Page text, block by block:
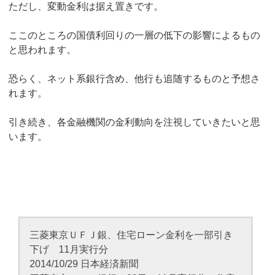
ただし、変動金利は据え置きです。
ここのところの国債利回りの一層の低下の影響によるもの
と思われます。
恐らく、ネット系銀行含め、他行も追随するものと予想さ
れます。
引き続き、各金融機関の金利動向を注視していきたいと思
います。
三菱東京ＵＦＪ銀、住宅ローン金利を一部引き
下げ 11月実行分
2014/10/29 日本経済新聞